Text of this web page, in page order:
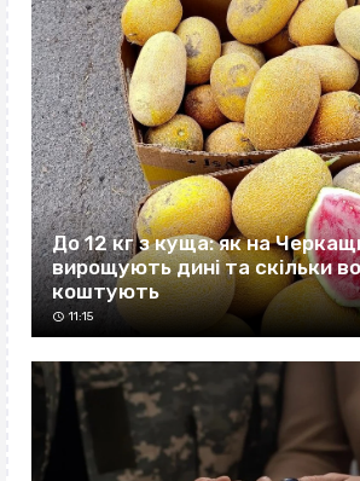
До 12 кг з куща: як на
вирощують дині та скільки
коштують
11:15